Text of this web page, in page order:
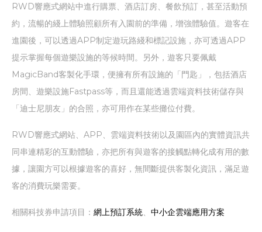
RWD響應式網站中進行購票、酒店訂房、餐飲預訂，甚至活動預
約，流暢的綫上體驗照顧所有入園前的準備，增強體驗值。遊客在
進園後，可以透過APP制定遊玩路綫和標記設施，亦可透過APP
提示掌握每個遊樂設施的等候時間。另外，遊客只要佩戴
MagicBand客製化手環，便擁有所有設施的「門匙」，包括酒店
房間、遊樂設施Fastpass等，而且還能透過雲端資料技術儲存與
「迪士尼朋友」的合照，亦可用作在某些攤位付費。
RWD響應式網站、APP、雲端資料技術以及園區內的實體資訊共
同串連精彩的互動體驗，亦把所有與遊客的接觸點轉化成有用的數
據，讓園方可以根據遊客的喜好，無間斷提供客製化資訊，滿足遊
客的消費玩樂需要。
相關科技券申請項目： 網上預訂系統、 中小企雲端應用方案